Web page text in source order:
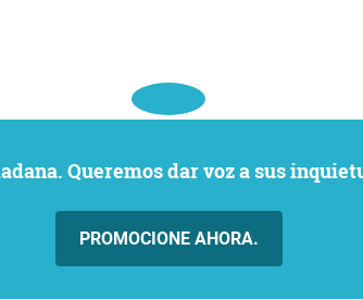
Queremos dar voz a sus
PROMOCIONE AHORA.